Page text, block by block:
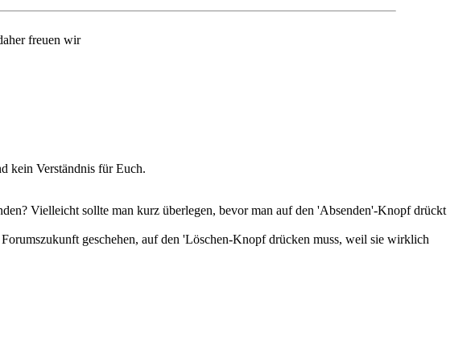
freuen wir
kein Verständnis für Euch.
Vielleicht sollte man kurz überlegen, bevor man auf den 'Absenden'-Knopf drückt
geschehen, auf den 'Löschen-Knopf drücken muss, weil sie wirklich